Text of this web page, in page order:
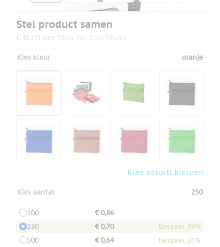
Stel product samen
€ 0,70 per stuk bij 250 stuks
Kies kleur oranje
Kies assorti kleuren
Kies aantal 250
100
€ 0,86
250
€ 0,70
Bespaar 19%
500
€ 0,64
Bespaar 26%